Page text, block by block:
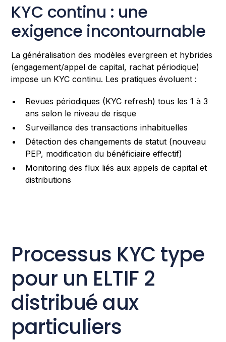
KYC continu : une
exigence incontournable
La généralisation des modèles evergreen et hybrides
(engagement/appel de capital, rachat périodique)
impose un KYC continu. Les pratiques évoluent :
Revues périodiques (KYC refresh) tous les 1 à 3
ans selon le niveau de risque
Surveillance des transactions inhabituelles
Détection des changements de statut (nouveau
PEP, modification du bénéficiaire effectif)
Monitoring des flux liés aux appels de capital et
distributions
Processus KYC type
pour un ELTIF 2
distribué aux
particuliers